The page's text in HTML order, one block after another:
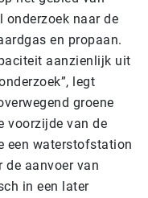
onderzoek naar de
en propaan.
aanzienlijk uit
legt
groene
voorzijde van de
een waterstofstation
de aanvoer van
in een later